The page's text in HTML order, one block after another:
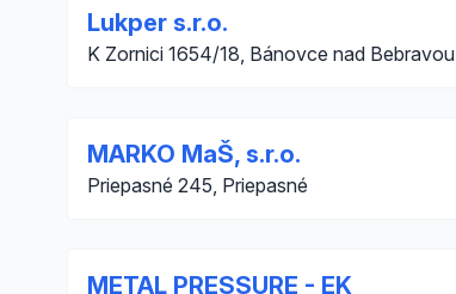
Lukper s.r.o.
K Zornici 1654/18, Bánovce nad Bebravou
MARKO MaŠ, s.r.o.
Priepasné 245, Priepasné
METAL PRESSURE - EK